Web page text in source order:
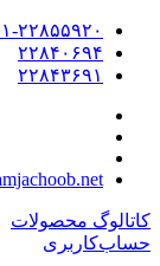
۰۲۱-
۲۲۸۴۰۶۹۴
۲۲۸۴۳۶۹۱
کاتالوگ محصولات
حساب‌کاربری